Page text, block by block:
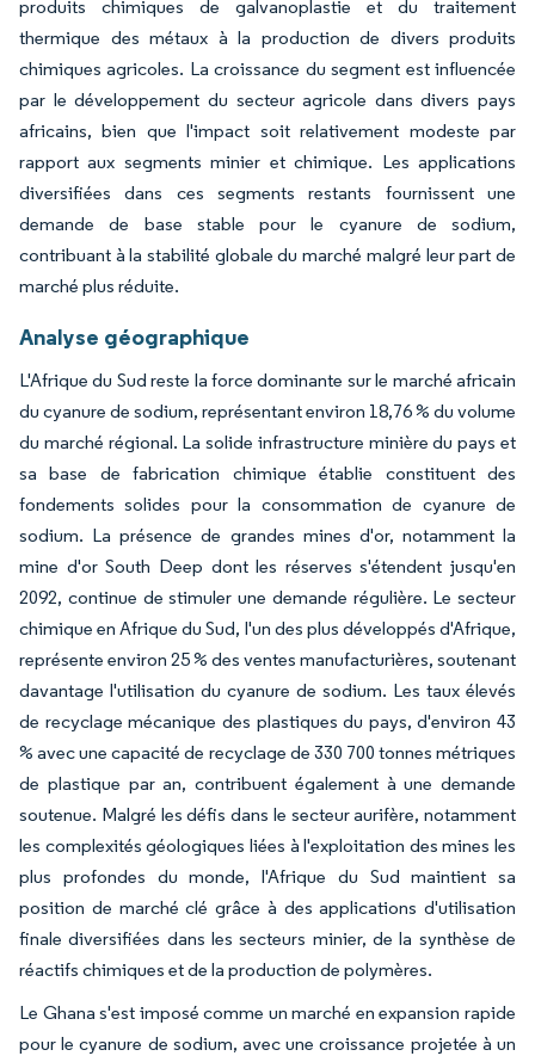
produits chimiques de galvanoplastie et du traitement
thermique des métaux à la production de divers produits
chimiques agricoles. La croissance du segment est influencée
par le développement du secteur agricole dans divers pays
africains, bien que l'impact soit relativement modeste par
rapport aux segments minier et chimique. Les applications
diversifiées dans ces segments restants fournissent une
demande de base stable pour le cyanure de sodium,
contribuant à la stabilité globale du marché malgré leur part de
marché plus réduite.
Analyse géographique
L'Afrique du Sud reste la force dominante sur le marché africain
du cyanure de sodium, représentant environ 18,76 % du volume
du marché régional. La solide infrastructure minière du pays et
sa base de fabrication chimique établie constituent des
fondements solides pour la consommation de cyanure de
sodium. La présence de grandes mines d'or, notamment la
mine d'or South Deep dont les réserves s'étendent jusqu'en
2092, continue de stimuler une demande régulière. Le secteur
chimique en Afrique du Sud, l'un des plus développés d'Afrique,
représente environ 25 % des ventes manufacturières, soutenant
davantage l'utilisation du cyanure de sodium. Les taux élevés
de recyclage mécanique des plastiques du pays, d'environ 43
% avec une capacité de recyclage de 330 700 tonnes métriques
de plastique par an, contribuent également à une demande
soutenue. Malgré les défis dans le secteur aurifère, notamment
les complexités géologiques liées à l'exploitation des mines les
plus profondes du monde, l'Afrique du Sud maintient sa
position de marché clé grâce à des applications d'utilisation
finale diversifiées dans les secteurs minier, de la synthèse de
réactifs chimiques et de la production de polymères.
Le Ghana s'est imposé comme un marché en expansion rapide
pour le cyanure de sodium, avec une croissance projetée à un